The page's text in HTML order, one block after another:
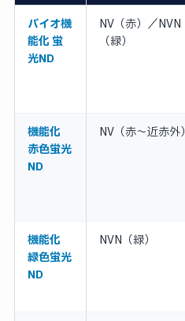
バイオ機
能化 蛍
光ND
NV（赤）／NVN
（緑）
機能化
赤色蛍光
ND
NV（赤〜近赤外）
機能化
緑色蛍光
ND
NVN（緑）